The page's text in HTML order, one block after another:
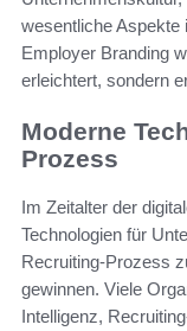
wesentliche Aspekte
Employer Branding
erleichtert, sondern
Moderne
Prozess
Im Zeitalter der
Technologien für
Recruiting-Prozess
gewinnen. Viele
Intelligenz,